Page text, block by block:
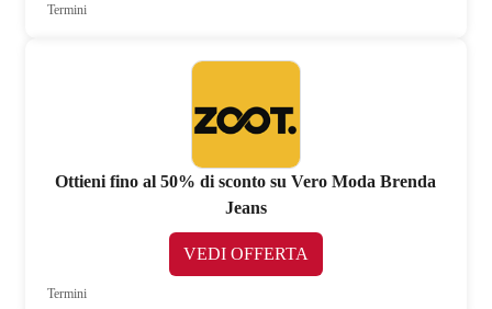
Termini
Ottieni fino al 50% di sconto su Vero Moda Brenda
Jeans
VEDI OFFERTA
Termini